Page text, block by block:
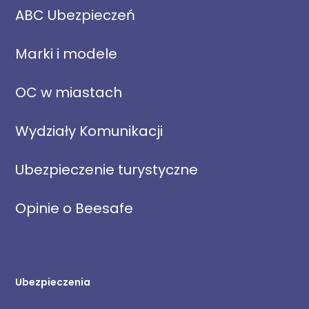
ABC Ubezpieczeń
Marki i modele
OC w miastach
Wydziały Komunikacji
Ubezpieczenie turystyczne
Opinie o Beesafe
Ubezpieczenia